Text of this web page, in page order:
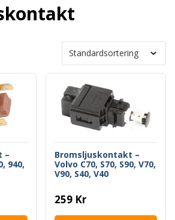
–
940,
Bromsljuskontakt –
Volvo C70, S70, S90, V70,
V90, S40, V40
259 Kr